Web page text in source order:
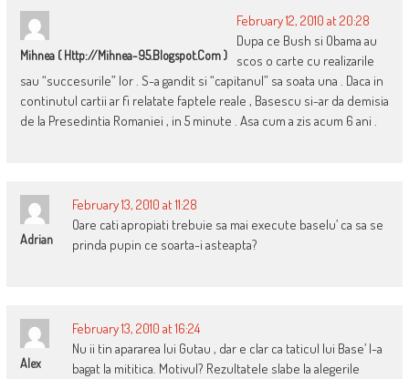
Mihnea ( Http://mihnea-95.blogspot.com )
February 12, 2010 at 20:28
Dupa ce Bush si Obama au
scos o carte cu realizarile
sau “succesurile” lor . S-a gandit si “capitanul” sa soata una . Daca in
continutul cartii ar fi relatate faptele reale , Basescu si-ar da demisia
de la Presedintia Romaniei , in 5 minute . Asa cum a zis acum 6 ani .
Adrian
February 13, 2010 at 11:28
Oare cati apropiati trebuie sa mai execute baselu’ ca sa se
prinda pupin ce soarta-i asteapta?
Alex
February 13, 2010 at 16:24
Nu ii tin apararea lui Gutau , dar e clar ca taticul lui Base’ l-a
bagat la mititica. Motivul? Rezultatele slabe la alegerile